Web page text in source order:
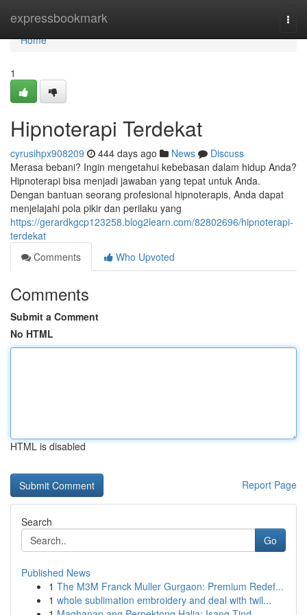
expressbookmark
Home
Home
1
Hipnoterapi Terdekat
cyrusihpx908209 444 days ago News
Discuss
Merasa bebani? Ingin mengetahui kebebasan dalam hidup Anda?
Hipnoterapi bisa menjadi jawaban yang tepat untuk Anda.
Dengan bantuan seorang profesional hipnoterapis, Anda dapat
menjelajahi pola pikir dan perilaku yang
https://gerardkgcp123258.blog2learn.com/82802696/hipnoterapi-
terdekat
Comments
Who Upvoted
Comments
Submit a Comment
No HTML
HTML is disabled
Report Page
Search
Go
Published News
1 The M3M Franck Muller Gurgaon: Premium Redef...
1 whole sublimation embroidery and deal with twil...